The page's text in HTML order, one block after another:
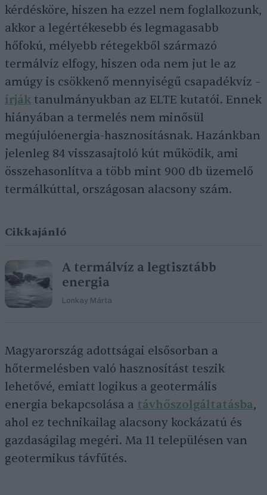
kérdésköre, hiszen ha ezzel nem foglalkozunk,
akkor a legértékesebb és legmagasabb
hőfokú, mélyebb rétegekből származó
termálvíz elfogy, hiszen oda nem jut le az
amúgy is csökkenő mennyiségű csapadékvíz –
írják tanulmányukban az ELTE kutatói. Ennek
hiányában a termelés nem minősül
megújulóenergia-hasznosításnak. Hazánkban
jelenleg 84 visszasajtoló kút működik, ami
összehasonlítva a több mint 900 db üzemelő
termálkúttal, országosan alacsony szám.
Cikkajánló
A termálvíz a legtisztább
energia
Lonkay Márta
Magyarország adottságai elsősorban a
hőtermelésben való hasznosítást teszik
lehetővé, emiatt logikus a geotermális
energia bekapcsolása a távhőszolgáltatásba,
ahol ez technikailag alacsony kockázatú és
gazdaságilag megéri. Ma 11 településen van
geotermikus távfűtés.